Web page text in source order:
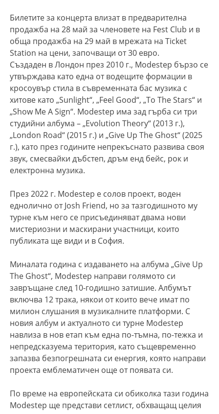
Билетите за концерта влизат в предварителна
продажба на 28 май за членовете на Fest Club и в
обща продажба на 29 май в мрежата на Ticket
Station на цени, започващи от 30 евро.
Създаден в Лондон през 2010 г., Modestep бързо се
утвърждава като една от водещите формации в
кросоувър стила в съвременната бас музика с
хитове като „Sunlight“, „Feel Good“, „To The Stars“ и
„Show Me A Sign“. Modestep има зад гърба си три
студийни албума – „Evolution Theory“ (2013 г.),
„London Road“ (2015 г.) и „Give Up The Ghost“ (2025
г.), като през годините непрекъснато развива своя
звук, смесвайки дъбстеп, дръм енд бейс, рок и
електронна музика.
През 2022 г. Modestep e солов проект, воден
еднолично от Josh Friend, но за тазгодишното му
турне към него се присъединяват двама нови
мистериозни и маскирани участници, които
публиката ще види и в София.
Миналата година с издаването на албума „Give Up
The Ghost“, Modestep направи голямото си
завръщане след 10-годишно затишие. Албумът
включва 12 трака, някои от които вече имат по
милион слушания в музикалните платформи. С
новия албум и актуалното си турне Modestep
навлиза в нов етап към една по-тъмна, по-тежка и
непредсказуема територия, като същевременно
запазва безпогрешната си енергия, която направи
проекта емблематичен още от появата си.
По време на европейската си обиколка тази година
Modestep ще представи сетлист, обхващащ целия